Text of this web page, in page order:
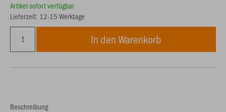
Artikel sofort verfügbar
Lieferzeit: 12-15 Werktage
In den Warenkorb
Beschreibung